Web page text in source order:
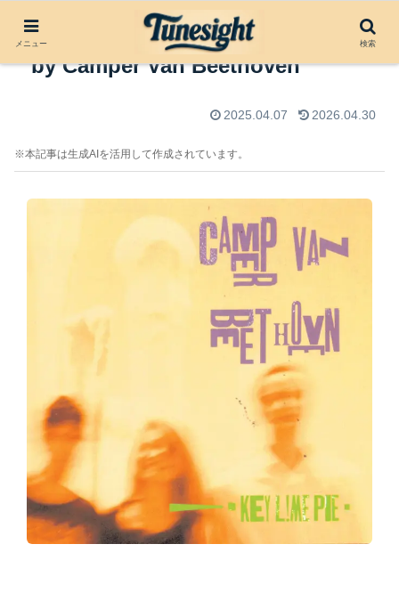
アルバムレビュー：Key Lime Pie
by Camper Van Beethoven
2025.04.07 2026.04.30
※本記事は生成AIを活用して作成されています。
メニュー 検索